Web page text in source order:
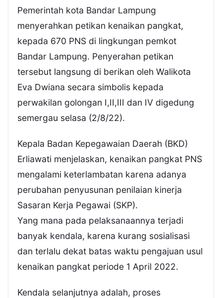
Pemerintah kota Bandar Lampung
menyerahkan petikan kenaikan pangkat,
kepada 670 PNS di lingkungan pemkot
Bandar Lampung. Penyerahan petikan
tersebut langsung di berikan oleh Walikota
Eva Dwiana secara simbolis kepada
perwakilan golongan I,II,III dan IV digedung
semergau selasa (2/8/22).
Kepala Badan Kepegawaian Daerah (BKD)
Erliawati menjelaskan, kenaikan pangkat PNS
mengalami keterlambatan karena adanya
perubahan penyusunan penilaian kinerja
Sasaran Kerja Pegawai (SKP).
Yang mana pada pelaksanaannya terjadi
banyak kendala, karena kurang sosialisasi
dan terlalu dekat batas waktu pengajuan usul
kenaikan pangkat periode 1 April 2022.
Kendala selanjutnya adalah, proses